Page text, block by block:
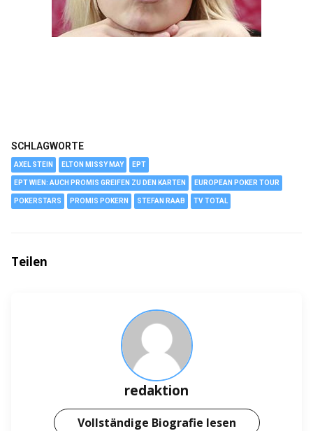
SCHLAGWORTE
AXEL STEIN ELTON MISSY MAY EPT
EPT WIEN: AUCH PROMIS GREIFEN ZU DEN KARTEN EUROPEAN POKER TOUR
POKERSTARS PROMIS POKERN STEFAN RAAB TV TOTAL
Teilen
redaktion
Vollständige Biografie lesen